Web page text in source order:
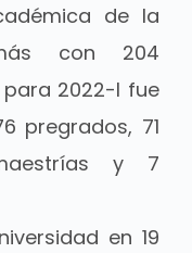
de la
con 204
para 2022-I fue
pregrados, 71
y 7
en 19